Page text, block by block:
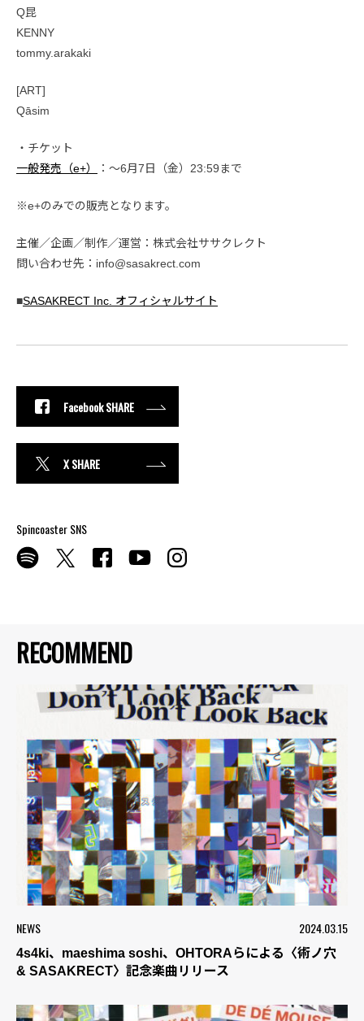
RECOMMEND
NEWS 2024.03.15
4s4ki、maeshima soshi、OHTORAらによる〈術ノ穴
& SASAKRECT〉記念楽曲リリース
Q昆
KENNY
tommy.arakaki
[ART]
Qāsim
・チケット
一般発売（e+）
：〜6月7日（金）23:59まで
※e+のみでの販売となります。
主催／企画／制作／運営：株式会社ササクレクト
問い合わせ先：info@sasakrect.com
■SASAKRECT Inc. オフィシャルサイト
Facebook SHARE
X SHARE
Spincoaster SNS